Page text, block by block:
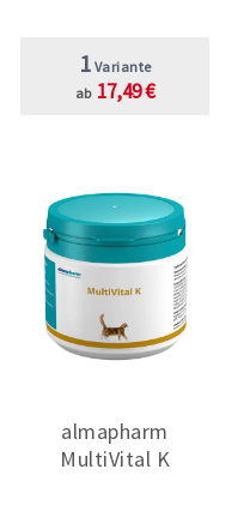
1 Variante
ab 17,49 €
almapharm
MultiVital K